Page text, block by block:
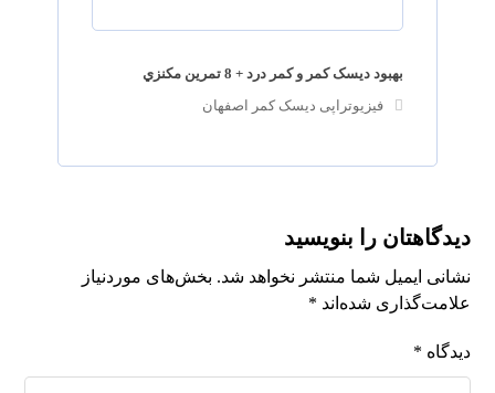
بهبود ديسک کمر و کمر درد + 8 تمرين مکنزي
فیزیوتراپی دیسک کمر اصفهان
دیدگاهتان را بنویسید
نشانی ایمیل شما منتشر نخواهد شد. بخش‌های موردنیاز
علامت‌گذاری شده‌اند *
دیدگاه *